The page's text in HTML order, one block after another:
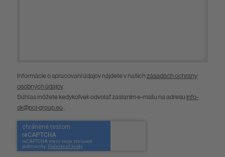
Informácie o spracovaní údajov nájdete v našich zásadách ochrany
osobných údajov.
Súhlas môžete kedykoľvek odvolať zaslaním e-mailu na adresu info-
sk@pci-group.eu